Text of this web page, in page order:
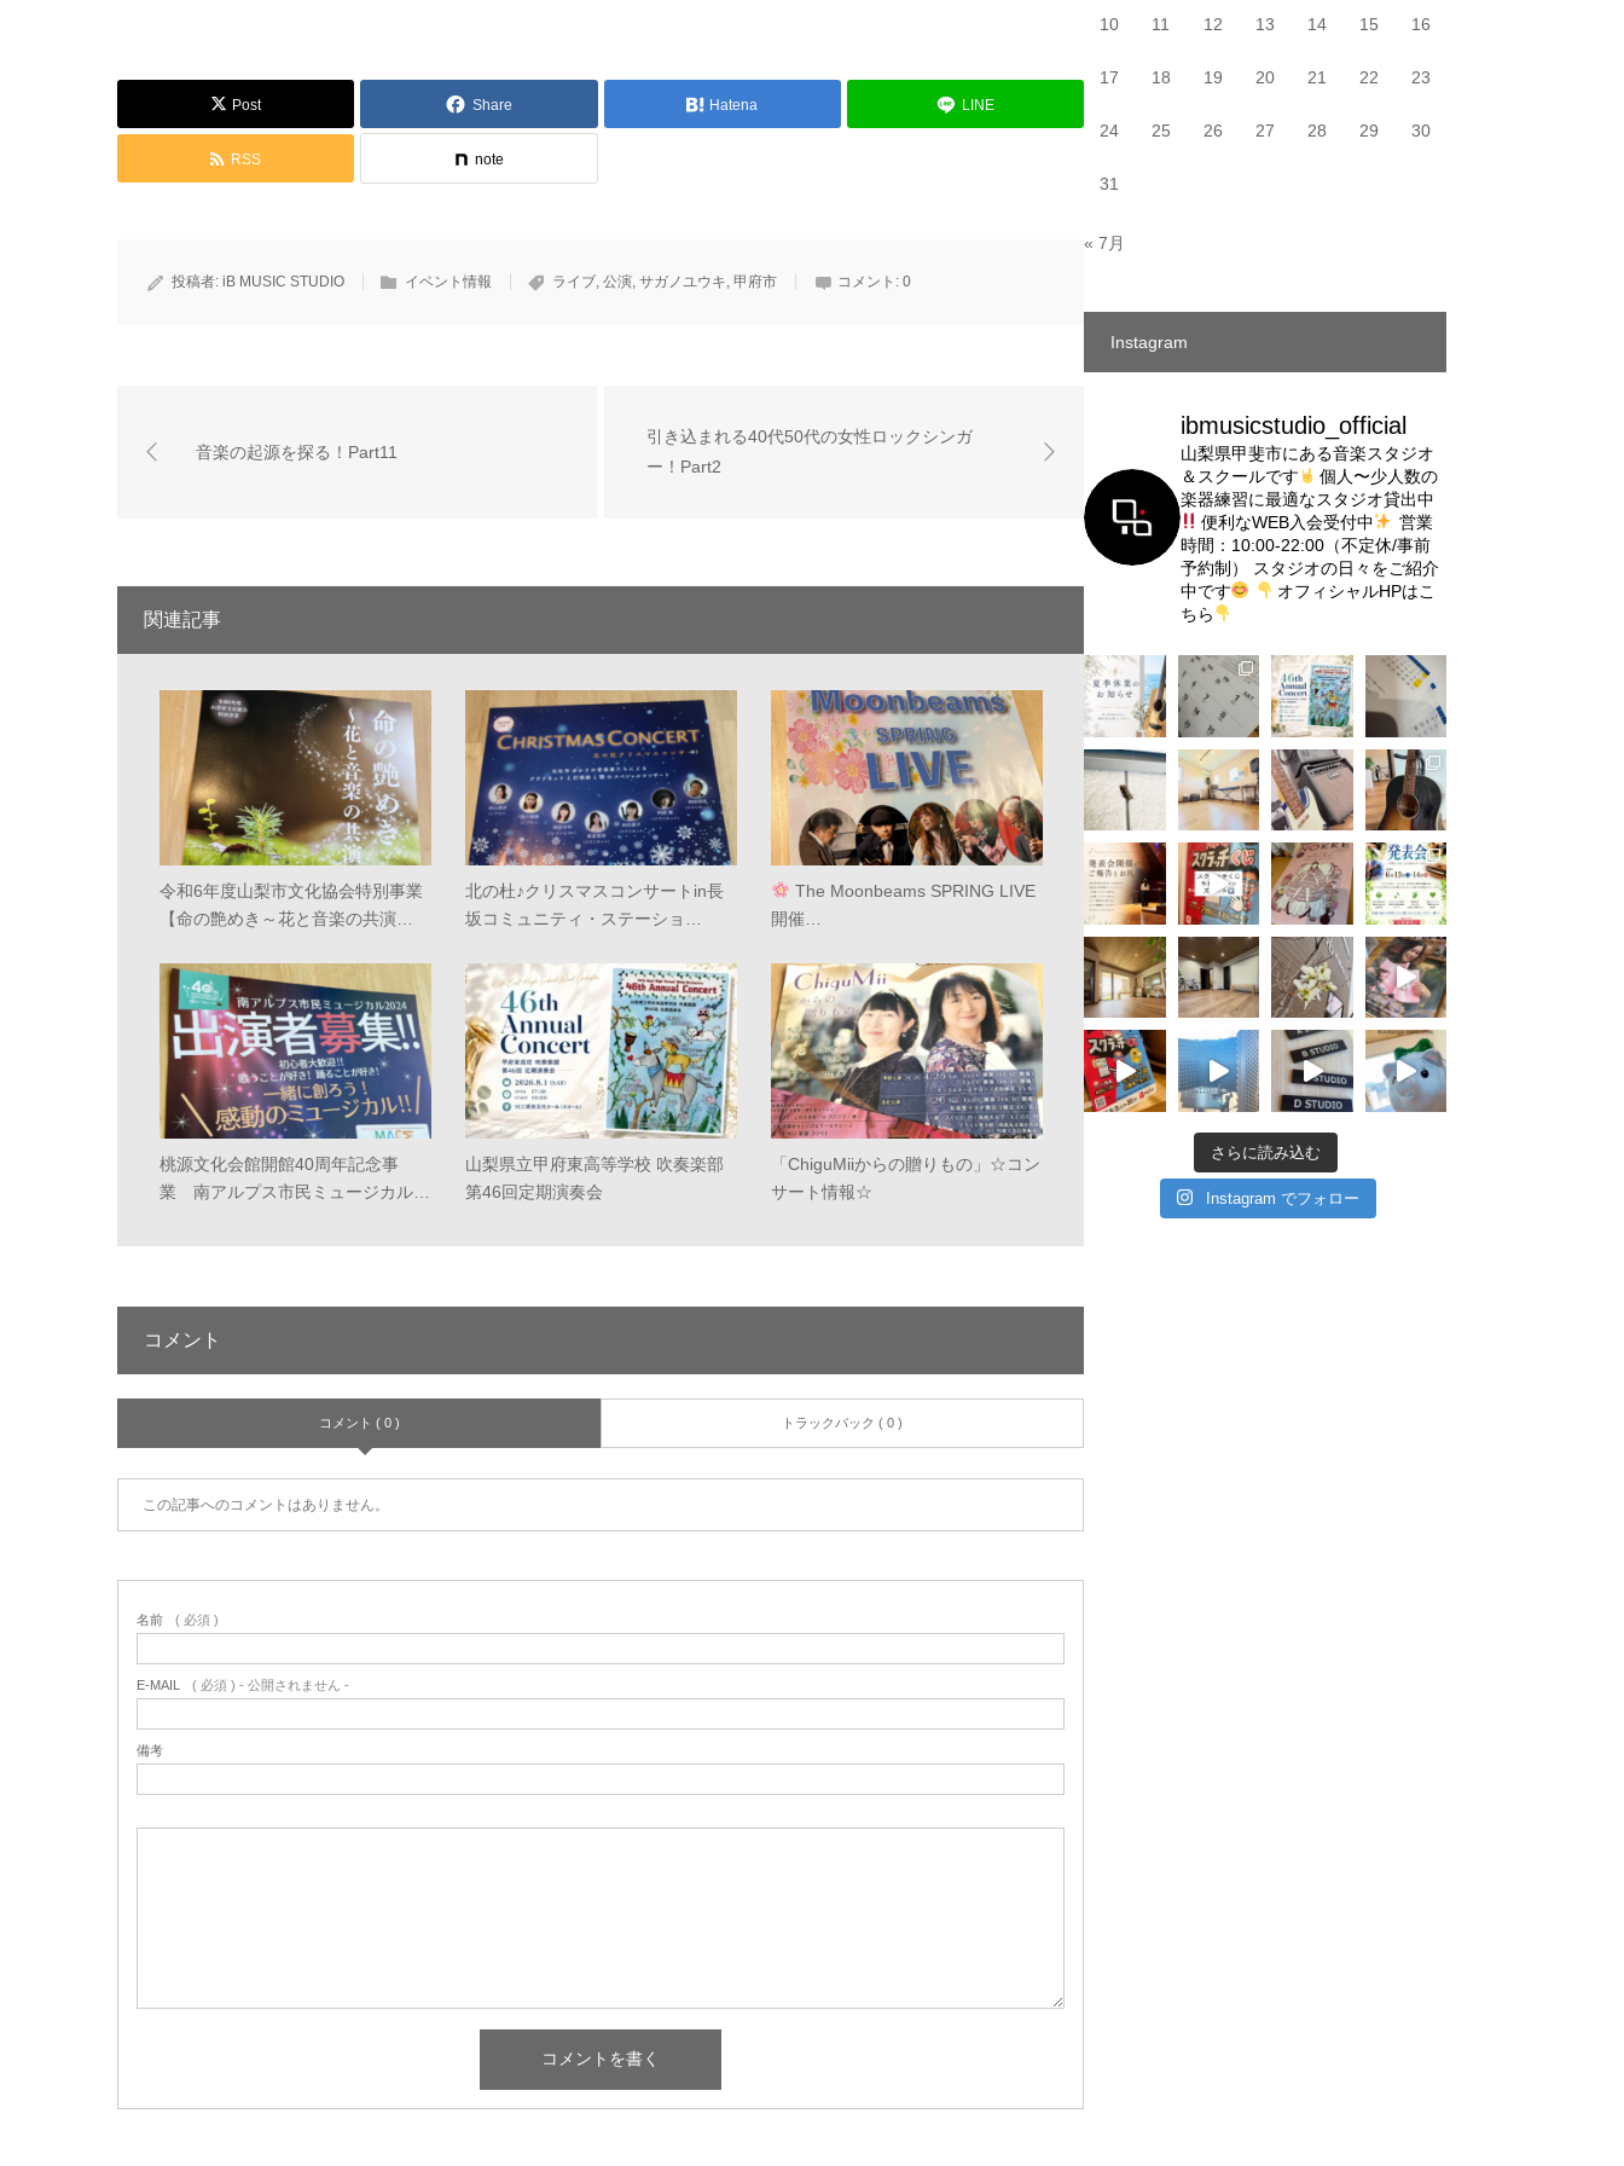
Post Share Hatena LINE
RSS note
投稿者: iB MUSIC STUDIO イベント情報 ライブ, 公演, サガノユウキ, 甲府市 コメント: 0
音楽の起源を探る！Part11
引き込まれる40代50代の女性ロックシンガ
ー！Part2
関連記事
令和6年度山梨市文化協会特別事業
【命の艶めき～花と音楽の共演…
北の杜♪クリスマスコンサートin長
坂コミュニティ・ステーショ…
The Moonbeams SPRING LIVE
開催…
桃源文化会館開館40周年記念事
業 南アルプス市民ミュージカル…
山梨県立甲府東高等学校 吹奏楽部
第46回定期演奏会
「ChiguMiiからの贈りもの」☆コン
サート情報☆
コメント
コメント ( 0 ) トラックバック ( 0 )
この記事へのコメントはありません。
名前 ( 必須 )
E-MAIL ( 必須 ) - 公開されません -
備考
10 11 12 13 14 15 16
17 18 19 20 21 22 23
24 25 26 27 28 29 30
31
« 7月
Instagram
ibmusicstudio_official
山梨県甲斐市にある音楽スタジオ
＆スクールです
個人〜少人数の
楽器練習に最適なスタジオ貸出中
便利なWEB入会受付中
営業
時間：10:00-22:00（不定休/事前
予約制）
スタジオの日々をご紹介
中です
オフィシャルHPはこ
ちら
さらに読み込む
Instagram でフォロー